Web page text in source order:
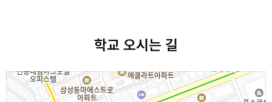
학교 오시는 길